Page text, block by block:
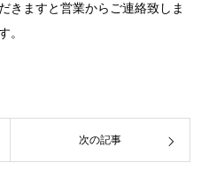
きますと営業からご連絡致しま
。
次の記事